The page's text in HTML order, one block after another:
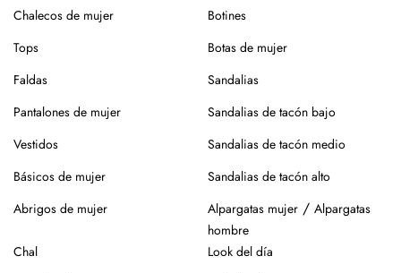
puedan dañar el tejido.
Para el planchado, utiliza temperatura media y, si puedes,
plancha del revés. Así evitarás brillos o marcas.
Evita la exposición directa al sol durante mucho tiempo.
de la prenda.
Para los zapatos:
Nuestros zapatos están hechos con materiales naturales
como piel o yute, que requieren cuidados específicos.
Chalecos de mujer
Tops
Faldas
Pantalones de mujer
Vestidos
Básicos de mujer
Abrigos de mujer
Botines
Botas de mujer
Sandalias
Sandalias de tacón bajo
Sandalias de tacón medio
Sandalias de tacón alto
Alpargatas mujer / Alpargatas
hombre
Chal
Look del día